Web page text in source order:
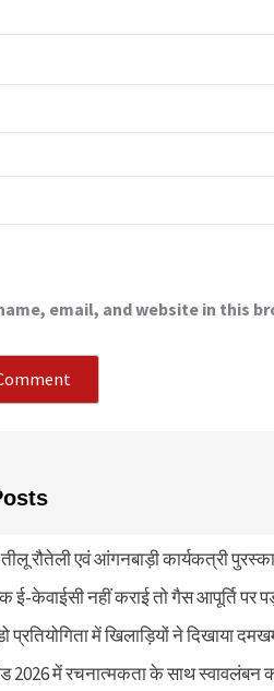
email, and website in this
रौतेली एवं आंगनबाड़ी कार्यकत्री
ई-केवाईसी नहीं कराई तो गैस आपूर्ति पर
में खिलाड़ियों ने दिखाया
2026 में रचनात्मकता के साथ स्वावलंबन